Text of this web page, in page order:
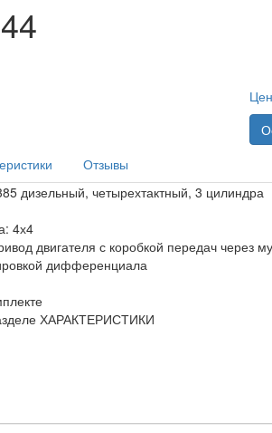
Отзывы
дизельный, четырехтактный, 3 цилиндра
4х4
двигателя с коробкой передач через
дифференциала
ХАРАКТЕРИСТИКИ